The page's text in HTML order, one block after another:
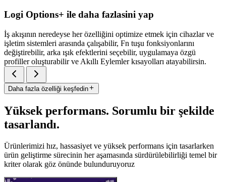
Logi Options+ ile daha fazlasini yap
İş akışının neredeyse her özelliğini optimize etmek için cihazlar ve
işletim sistemleri arasında çalışabilir, Fn tuşu fonksiyonlarını
değiştirebilir, arka ışık efektlerini seçebilir, uygulamaya özgü
profiller oluşturabilir ve Akıllı Eylemler kısayolları atayabilirsin.
Daha fazla özelliği keşfedin
Yüksek performans. Sorumlu bir şekilde
tasarlandı.
Ürünlerimizi hız, hassasiyet ve yüksek performans için tasarlarken
ürün geliştirme sürecinin her aşamasında sürdürülebilirliği temel bir
kriter olarak göz önünde bulunduruyoruz